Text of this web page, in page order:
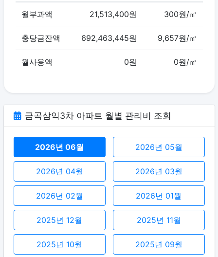
월부과액 21,513,400원 300원/㎡
충당금잔액 692,463,445원 9,657원/㎡
월사용액 0원 0원/㎡
금곡삼익3차 아파트 월별 관리비 조회
2026년 06월 2026년 05월
2026년 04월 2026년 03월
2026년 02월 2026년 01월
2025년 12월 2025년 11월
2025년 10월 2025년 09월